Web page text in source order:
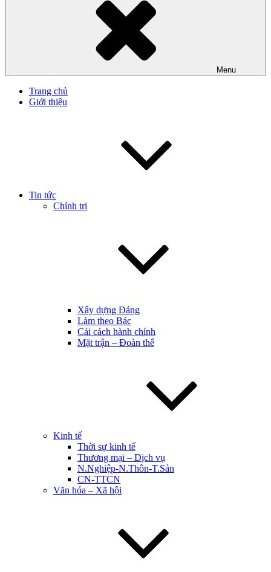
Menu
Trang chủ
Giới thiệu
Tin tức
Chính trị
Xây dựng Đảng
Làm theo Bác
Cải cách hành chính
Mặt trận – Đoàn thể
Kinh tế
Thời sự kinh tế
Thương mại – Dịch vụ
N.Nghiệp-N.Thôn-T.Sản
CN-TTCN
Văn hóa – Xã hội